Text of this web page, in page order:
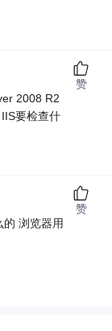
2008 R2
要检查什
赞
浏览器用
赞